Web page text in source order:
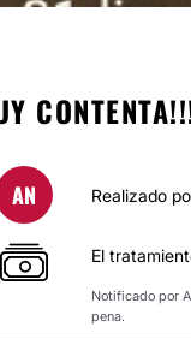
AN Realizado
El
Notificado por
pena.